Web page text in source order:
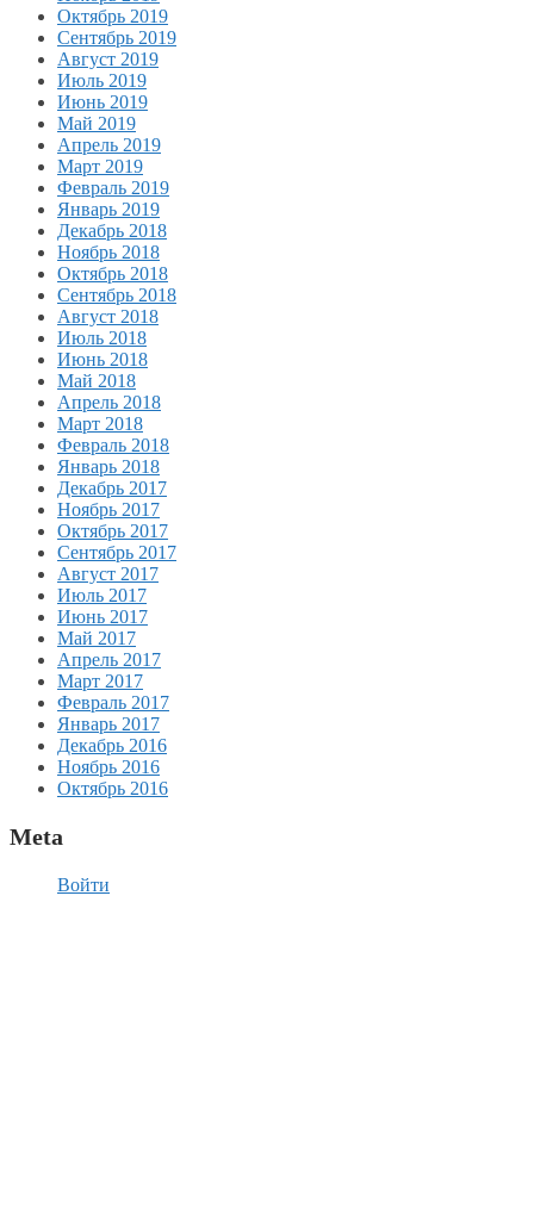
Октябрь 2019
Сентябрь 2019
Август 2019
Июль 2019
Июнь 2019
Май 2019
Апрель 2019
Март 2019
Февраль 2019
Январь 2019
Декабрь 2018
Ноябрь 2018
Октябрь 2018
Сентябрь 2018
Август 2018
Июль 2018
Июнь 2018
Май 2018
Апрель 2018
Март 2018
Февраль 2018
Январь 2018
Декабрь 2017
Ноябрь 2017
Октябрь 2017
Сентябрь 2017
Август 2017
Июль 2017
Июнь 2017
Май 2017
Апрель 2017
Март 2017
Февраль 2017
Январь 2017
Декабрь 2016
Ноябрь 2016
Октябрь 2016
Meta
Войти